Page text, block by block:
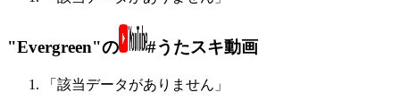
"Evergreen"の #うたスキ動画
「該当データがありません」